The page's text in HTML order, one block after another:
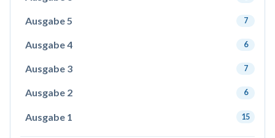
Ausgabe 5 7
Ausgabe 4 6
Ausgabe 3 7
Ausgabe 2 6
Ausgabe 1 15